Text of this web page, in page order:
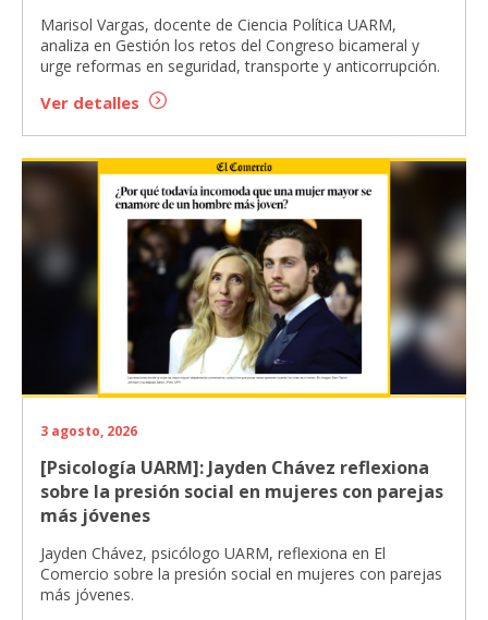
Marisol Vargas, docente de Ciencia Política UARM,
analiza en Gestión los retos del Congreso bicameral y
urge reformas en seguridad, transporte y anticorrupción.
Ver detalles
3 agosto, 2026
[Psicología UARM]: Jayden Chávez reflexiona
sobre la presión social en mujeres con parejas
más jóvenes
Jayden Chávez, psicólogo UARM, reflexiona en El
Comercio sobre la presión social en mujeres con parejas
más jóvenes.